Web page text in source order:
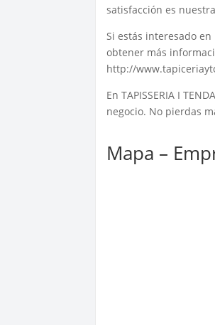
satisfacción es
Si estás interesado
obtener más
http://
En TAPISSERIA I
negocio. No pierdas
Mapa –